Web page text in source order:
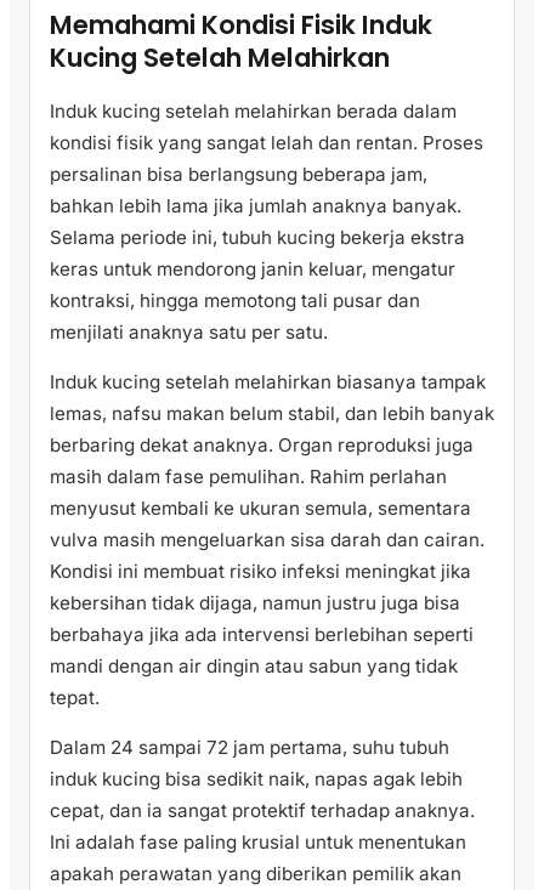
Memahami Kondisi Fisik Induk
Kucing Setelah Melahirkan
Induk kucing setelah melahirkan berada dalam
kondisi fisik yang sangat lelah dan rentan. Proses
persalinan bisa berlangsung beberapa jam,
bahkan lebih lama jika jumlah anaknya banyak.
Selama periode ini, tubuh kucing bekerja ekstra
keras untuk mendorong janin keluar, mengatur
kontraksi, hingga memotong tali pusar dan
menjilati anaknya satu per satu.
Induk kucing setelah melahirkan biasanya tampak
lemas, nafsu makan belum stabil, dan lebih banyak
berbaring dekat anaknya. Organ reproduksi juga
masih dalam fase pemulihan. Rahim perlahan
menyusut kembali ke ukuran semula, sementara
vulva masih mengeluarkan sisa darah dan cairan.
Kondisi ini membuat risiko infeksi meningkat jika
kebersihan tidak dijaga, namun justru juga bisa
berbahaya jika ada intervensi berlebihan seperti
mandi dengan air dingin atau sabun yang tidak
tepat.
Dalam 24 sampai 72 jam pertama, suhu tubuh
induk kucing bisa sedikit naik, napas agak lebih
cepat, dan ia sangat protektif terhadap anaknya.
Ini adalah fase paling krusial untuk menentukan
apakah perawatan yang diberikan pemilik akan